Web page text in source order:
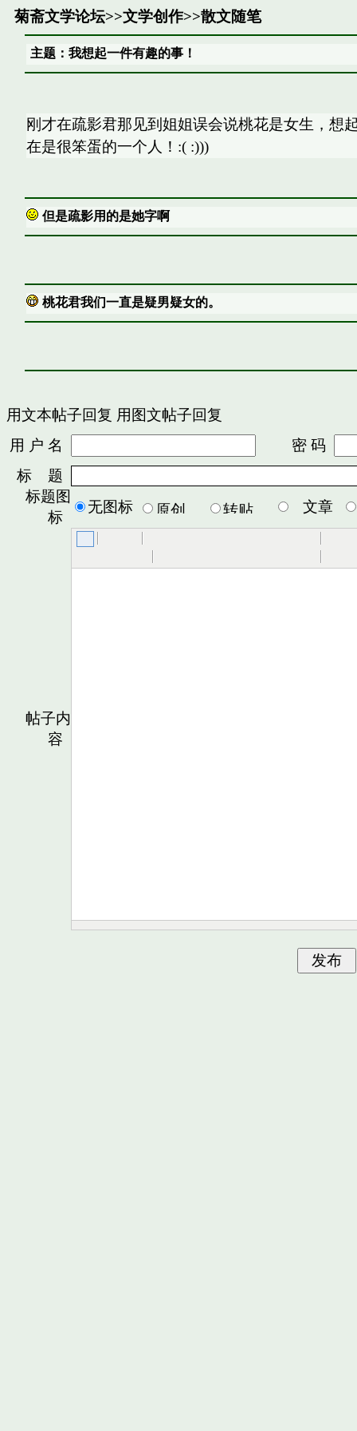
菊斋文学论坛>>文学创作>>散文随笔
主题：我想起一件有趣的事！
刚才在疏影君那见到姐姐误会说桃花是女生，想
在是很笨蛋的一个人！:( :)))
但是疏影用的是她字啊
桃花君我们一直是疑男疑女的。
用文本帖子回复 用图文帖子回复
用 户 名
密 码
标 题
标题图
标
无图标 文章
帖子内
容